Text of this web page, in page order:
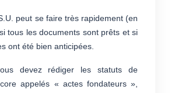
peut se faire très rapidement (en
tous les documents sont prêts et si
ont été bien anticipées.
devez rédiger les statuts de
appelés « actes fondateurs »,